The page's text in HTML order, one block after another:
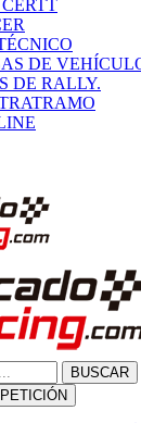
DE
DE RALLY.
BUSCAR